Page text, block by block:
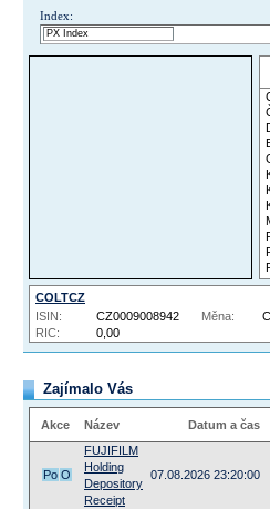
Index:
COLTCZ
RIC: 0,00
ISIN: CZ0009008942 Měna:
Zajímalo Vás
Akce Název Datum a čas
Po O
FUJIFILM
Holding
Depository
Receipt
07.08.2026 23:20:00